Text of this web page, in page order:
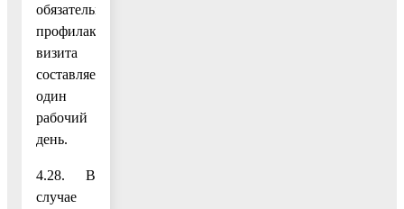
обязательного
профилактического
визита
составляет
один
рабочий
день.
4.28. В
случае